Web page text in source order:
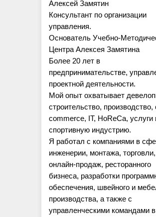
Алексей Замятин
Консультант по организации
управления.
Основатель Учебно-
Центра Алексея Замятина
Более 20 лет в
предпринимательстве,
проектной деятельности.
Мой опыт охватывает
строительство, производство,
commerce, IT, HoReCa, услуги
спортивную индустрию.
Я работал с компаниями в
инженерии, монтажа, торговли,
онлайн-продаж, ресторанного
бизнеса, разработки
обеспечения, швейного и
производства, а также с
управленческими командами в